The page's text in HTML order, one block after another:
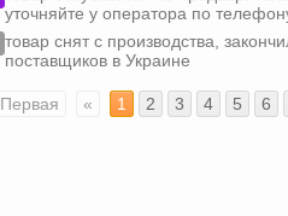
уточняйте у оператора по
товар снят с производства,
поставщиков в Украине
Первая « 1 2 3 4 5 6